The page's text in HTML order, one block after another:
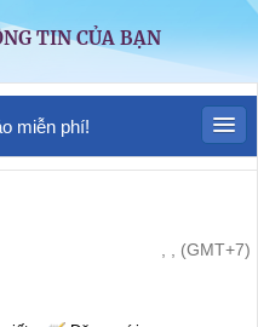
TIN CỦA BẠN
miễn phí!
, , (GMT+7)